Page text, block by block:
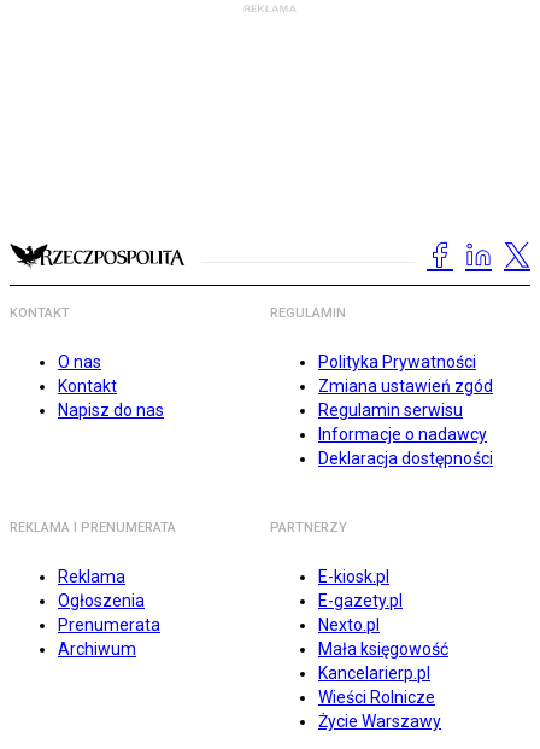
KONTAKT
O nas
Kontakt
Napisz do nas
REGULAMIN
Polityka Prywatności
Zmiana ustawień zgód
Regulamin serwisu
Informacje o nadawcy
Deklaracja dostępności
REKLAMA I PRENUMERATA
Reklama
Ogłoszenia
Prenumerata
Archiwum
PARTNERZY
E-kiosk.pl
E-gazety.pl
Nexto.pl
Mała księgowość
Kancelarierp.pl
Wieści Rolnicze
Życie Warszawy